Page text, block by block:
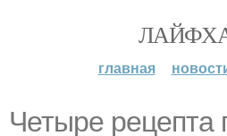
главная
Четыре рецепта